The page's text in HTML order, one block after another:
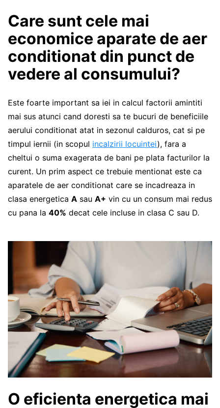
Care sunt cele mai
economice aparate de aer
conditionat din punct de
vedere al consumului?
Este foarte important sa iei in calcul factorii amintiti
mai sus atunci cand doresti sa te bucuri de beneficiile
aerului conditionat atat in sezonul calduros, cat si pe
timpul iernii (in scopul incalzirii locuintei), fara a
cheltui o suma exagerata de bani pe plata facturilor la
curent. Un prim aspect ce trebuie mentionat este ca
aparatele de aer conditionat care se incadreaza in
clasa energetica A sau A+ vin cu un consum mai redus
cu pana la 40% decat cele incluse in clasa C sau D.
O eficienta energetica mai